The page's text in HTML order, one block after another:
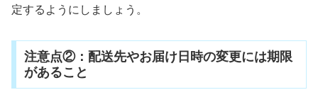
定するようにしましょう。
注意点②：配送先やお届け日時の変更には期限
があること